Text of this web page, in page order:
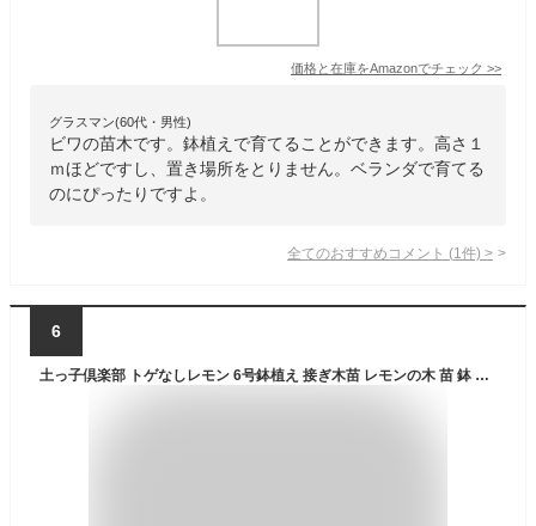
価格と在庫をAmazonでチェック >>
グラスマン(60代・男性)
ビワの苗木です。鉢植えで育てることができます。高さ１
ｍほどですし、置き場所をとりません。ベランダで育てる
のにぴったりですよ。
全てのおすすめコメント (1 件) >
6
土っ子倶楽部 トゲなしレモン 6号鉢植え 接ぎ木苗 レモンの木 苗 鉢 自家結実 1本で実がなる 痛くない とげ無し 果樹